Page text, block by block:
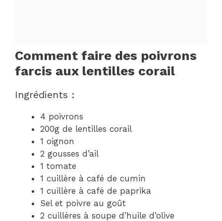
Comment faire des poivrons
farcis aux lentilles corail
Ingrédients :
4 poivrons
200g de lentilles corail
1 oignon
2 gousses d’ail
1 tomate
1 cuillère à café de cumin
1 cuillère à café de paprika
Sel et poivre au goût
2 cuillères à soupe d’huile d’olive